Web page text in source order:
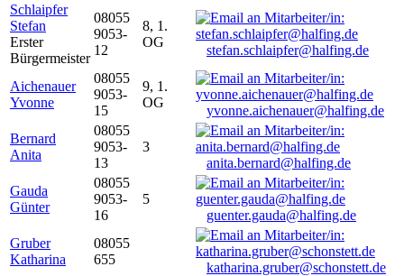
Schlaipfer
Stefan
Erster
Bürgermeister
08055
9053-
12
8, 1.
OG
stefan.schlaipfer@halfing.de
Aichenauer
Yvonne
08055
9053-
15
9, 1.
OG
yvonne.aichenauer@halfing.de
Bernard
Anita
08055
9053-
13
3
anita.bernard@halfing.de
Gauda
Günter
08055
9053-
16
5
guenter.gauda@halfing.de
Gruber
Katharina
08055
655
katharina.gruber@schonstett.de